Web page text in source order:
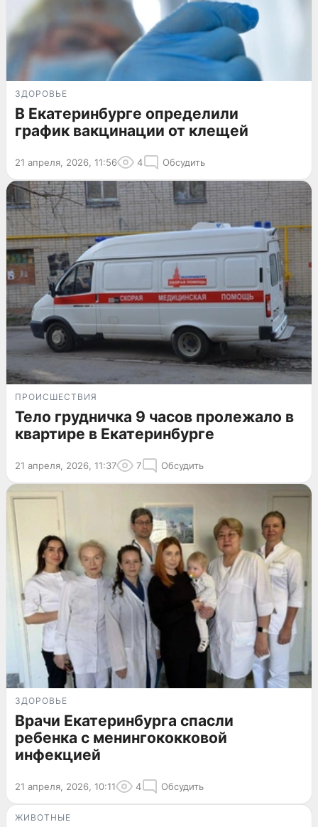
ЗДОРОВЬЕ
В Екатеринбурге определили
график вакцинации от клещей
21 апреля, 2026, 11:56 4 Обсудить
ПРОИСШЕСТВИЯ
Тело грудничка 9 часов пролежало в
квартире в Екатеринбурге
21 апреля, 2026, 11:37 7 Обсудить
ЗДОРОВЬЕ
Врачи Екатеринбурга спасли
ребенка с менингококковой
инфекцией
21 апреля, 2026, 10:11 4 Обсудить
ЖИВОТНЫЕ